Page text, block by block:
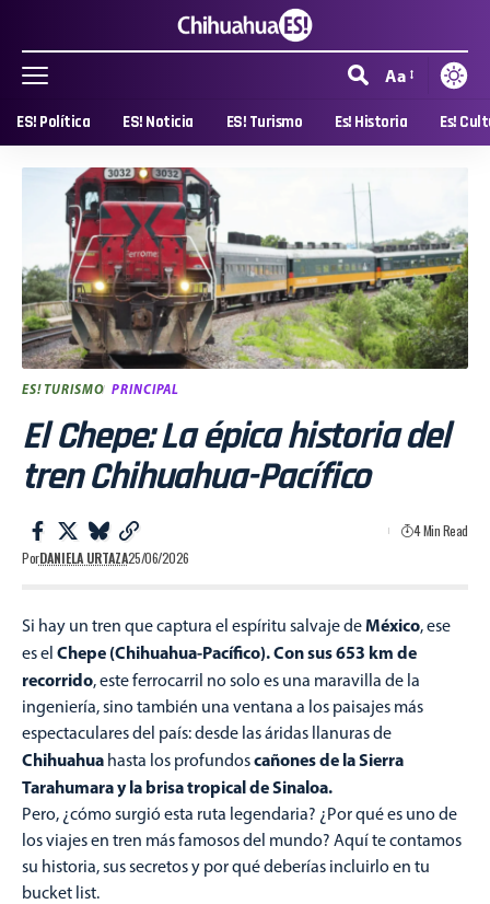
Aa
ES! Política ES! Noticia ES! Turismo Es! Historia Es!
ES! TURISMO PRINCIPAL
El Chepe: La épica historia del
tren Chihuahua-Pacífico
PorDANIELA URTAZA25/06/2026
4 Min Read
Si hay un tren que captura el espíritu salvaje de México, ese
es el Chepe (Chihuahua-Pacífico). Con sus 653 km de
recorrido, este ferrocarril no solo es una maravilla de la
ingeniería, sino también una ventana a los paisajes más
espectaculares del país: desde las áridas llanuras de
Chihuahua hasta los profundoscañones de la Sierra
Tarahumara y la brisa tropical de Sinaloa.
Pero, ¿cómo surgió esta ruta legendaria? ¿Por qué es uno de
los viajes en tren más famosos del mundo? Aquí te contamos
su historia, sus secretos y por qué deberías incluirlo en tu
bucket list.